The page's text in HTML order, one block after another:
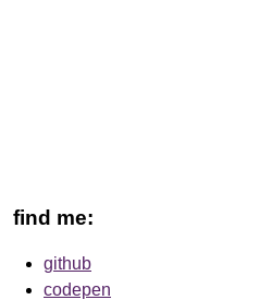
find me:
github
codepen